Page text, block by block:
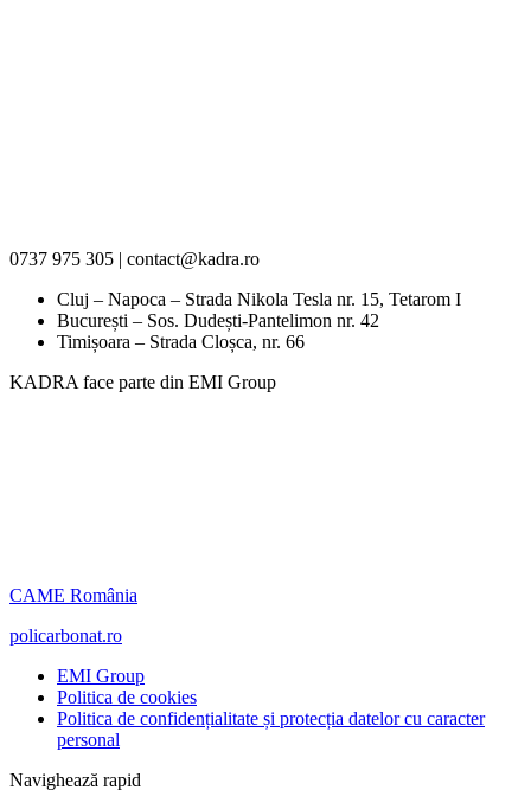
0737 975 305 | contact@kadra.ro
Cluj – Napoca – Strada Nikola Tesla nr. 15, Tetarom I
București – Sos. Dudești-Pantelimon nr. 42
Timișoara – Strada Cloșca, nr. 66
KADRA face parte din EMI Group
CAME România
policarbonat.ro
EMI Group
Politica de cookies
Politica de confidențialitate și protecția datelor cu caracter
personal
Navighează rapid